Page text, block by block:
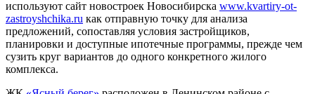
используют сайт новостроек Новосибирска www.kvartiry-ot-
zastroyshchika.ru как отправную точку для анализа
предложений, сопоставляя условия застройщиков,
планировки и доступные ипотечные программы, прежде чем
сузить круг вариантов до одного конкретного жилого
комплекса.